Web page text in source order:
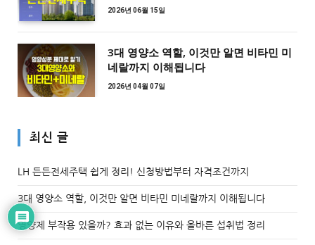
2026년 06월 15일
3대 영양소 역할, 이것만 알면 비타민 미
네랄까지 이해됩니다
2026년 04월 07일
최신 글
LH 든든전세주택 쉽게 정리! 신청방법부터 자격조건까지
3대 영양소 역할, 이것만 알면 비타민 미네랄까지 이해됩니다
영양제 부작용 있을까? 효과 없는 이유와 올바른 섭취법 정리